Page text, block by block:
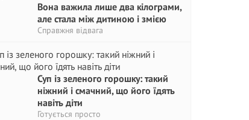
Вона важила лише два кілограми,
але стала між дитиною і змією
Справжня відвага
Суп із зеленого горошку: такий
ніжний і смачний, що його їдять
навіть діти
Готується просто